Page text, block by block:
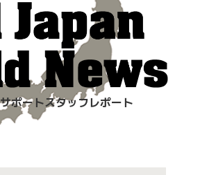
ポートスタッフレポート